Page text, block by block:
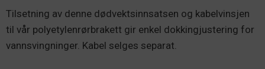
Tilsetning av denne dødvektsinnsatsen og kabelvinsjen
til vår polyetylenrørbrakett gir enkel dokkingjustering for
vannsvingninger. Kabel selges separat.